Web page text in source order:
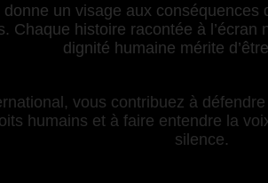
donne un visage aux
Chaque histoire racontée à l’écran
dignité humaine mérite
vous contribuez à
humains et à faire entendre la
silence.